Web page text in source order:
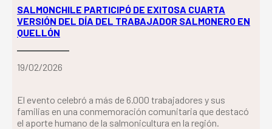
SALMONCHILE PARTICIPÓ DE EXITOSA CUARTA
VERSIÓN DEL DÍA DEL TRABAJADOR SALMONERO EN
QUELLÓN
19/02/2026
El evento celebró a más de 6.000 trabajadores y sus
familias en una conmemoración comunitaria que destacó
el aporte humano de la salmonicultura en la región.